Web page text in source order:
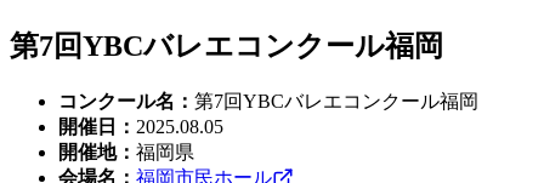
第7回YBCバレエコンクール福岡
コンクール名 ： 第7回YBCバレエコンクール福岡
開催日
： 2025.08.05
開催地： 福岡県
会場名 ： 福岡市民ホール